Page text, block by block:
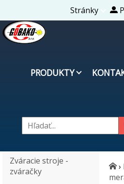
Stránky
PRODUKTY
Zváracie stroje -
zváračky
›